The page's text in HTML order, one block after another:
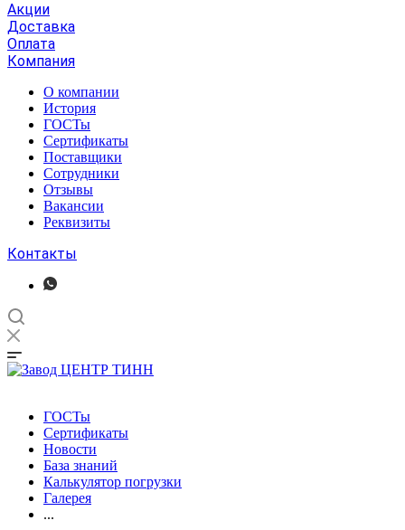
Акции
Доставка
Оплата
Компания
О компании
История
ГОСТы
Сертификаты
Поставщики
Сотрудники
Отзывы
Вакансии
Реквизиты
Контакты
ГОСТы
Сертификаты
Новости
База знаний
Калькулятор погрузки
Галерея
...